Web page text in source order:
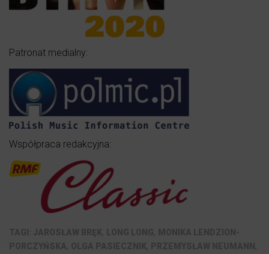
Patronat medialny:
Współpraca redakcyjna: